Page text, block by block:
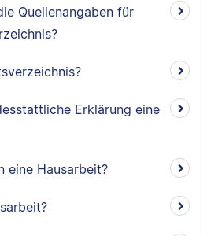
Quellenangaben für
Erklärung eine
eine Hausarbeit?